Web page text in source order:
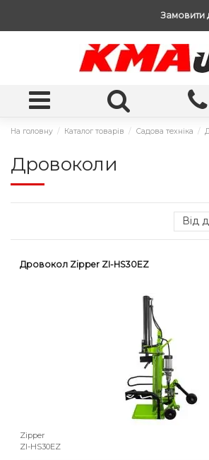
Замовити
На головну Каталог товарів Садова техніка
Дровоколи
Від
Дровокол Zipper ZI-HS30EZ
Zipper
ZI-HS30EZ